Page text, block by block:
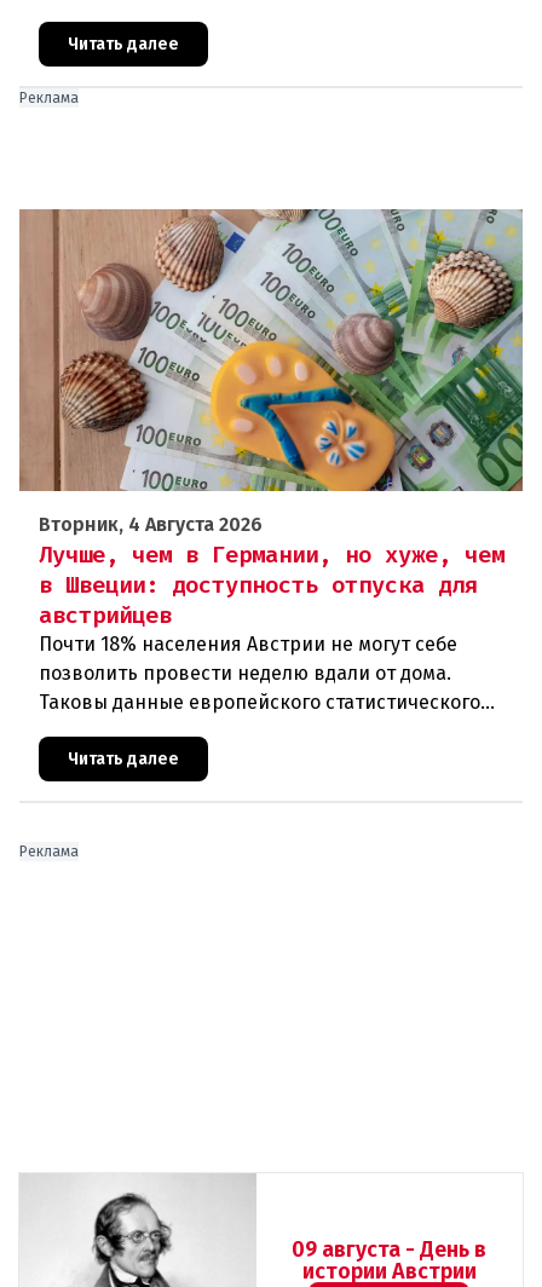
зарегистрированы как безрабо
Читать далее
Реклама
Вторник, 4 Августа 2026
Лучше, чем в Германии, но хуже, чем
в Швеции: доступность отпуска для
австрийцев
Почти 18% населения Австрии не могут себе
позволить провести неделю вдали от дома.
Таковы данные европейского статистического
агентства Eurostat за 2025 год. И хотя ситуация в
стране выглядит лучше ср
Читать далее
Реклама
09 августа - День в
истории Австрии